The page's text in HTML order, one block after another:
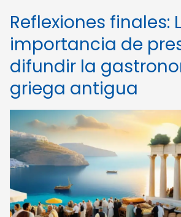
Reflexiones finales:
importancia de
difundir la
griega antigua